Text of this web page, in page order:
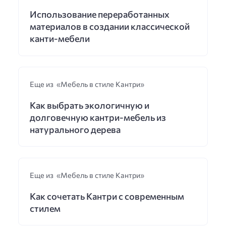
Использование переработанных
материалов в создании классической
канти-мебели
Еще из «Мебель в стиле Кантри»
Как выбрать экологичную и
долговечную кантри-мебель из
натурального дерева
Еще из «Мебель в стиле Кантри»
Как сочетать Кантри с современным
стилем